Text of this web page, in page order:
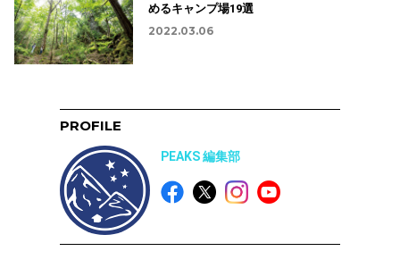
めるキャンプ場19選
2022.03.06
PROFILE
PEAKS 編集部